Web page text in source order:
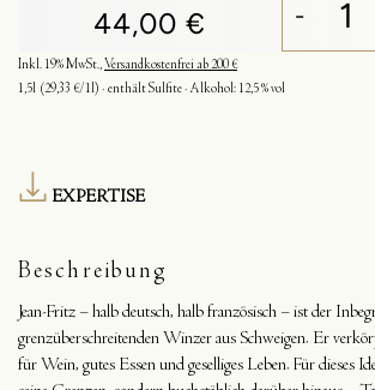
44,00 €
Inkl. 19% MwSt., Versandkostenfrei ab 200 €
-
1,5l (29,33 €/1l) enthält Sulfite Alkohol: 12,5 % vol
EXPERTISE
Beschreibung
Jean-Fritz – halb deutsch, halb französisch – ist der
grenzüberschreitenden Winzer aus Schweigen. Er
für Wein, gutes Essen und geselliges Leben. Für dieses